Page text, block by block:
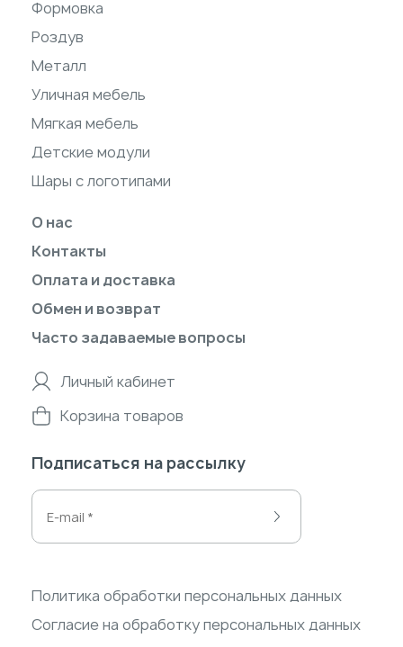
Формовка
Роздув
Металл
Уличная мебель
Мягкая мебель
Детские модули
Шары с логотипами
О нас
Контакты
Оплата и доставка
Обмен и возврат
Часто задаваемые вопросы
Личный кабинет
Корзина товаров
Подписаться на рассылку
Политика обработки персональных данных
Согласие на обработку персональных данных